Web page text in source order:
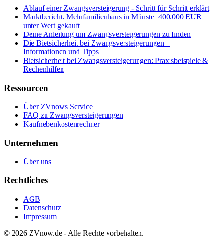
Ablauf einer Zwangsversteigerung - Schritt für Schritt erklärt
Marktbericht: Mehrfamilienhaus in Münster 400.000 EUR
unter Wert gekauft
Deine Anleitung um Zwangsversteigerungen zu finden
Die Bietsicherheit bei Zwangsversteigerungen –
Informationen und Tipps
Bietsicherheit bei Zwangsversteigerungen: Praxisbeispiele &
Rechenhilfen
Ressourcen
Über ZVnows Service
FAQ zu Zwangsversteigerungen
Kaufnebenkostenrechner
Unternehmen
Über uns
Rechtliches
AGB
Datenschutz
Impressum
© 2026 ZVnow.de - Alle Rechte vorbehalten.